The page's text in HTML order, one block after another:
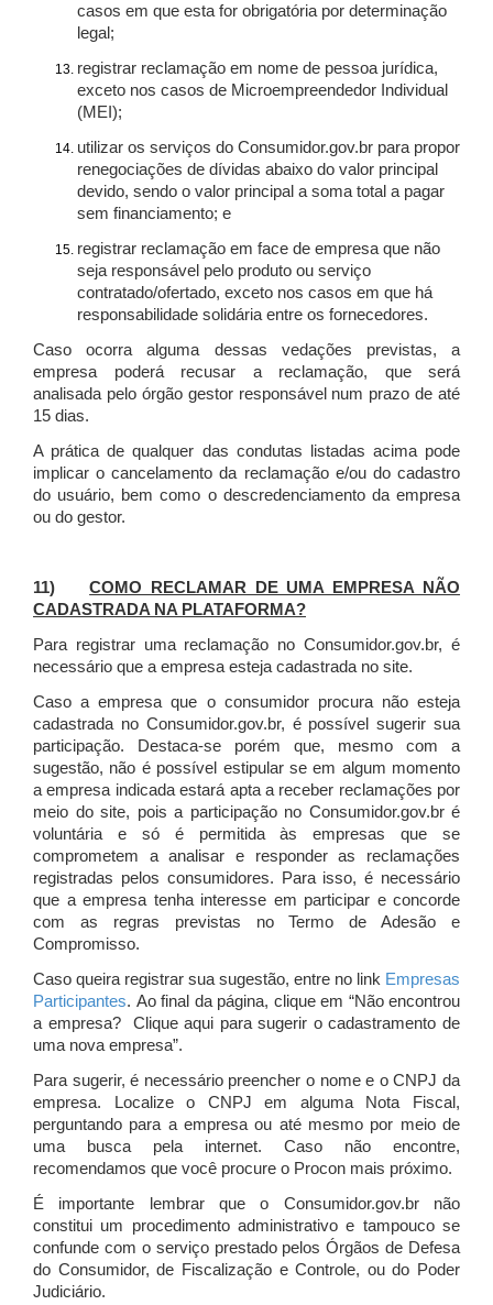
casos em que esta for obrigatória por determinação
legal;
registrar reclamação em nome de pessoa jurídica,
exceto nos casos de Microempreendedor Individual
(MEI);
utilizar os serviços do Consumidor.gov.br para propor
renegociações de dívidas abaixo do valor principal
devido, sendo o valor principal a soma total a pagar
sem financiamento; e
registrar reclamação em face de empresa que não
seja responsável pelo produto ou serviço
contratado/ofertado, exceto nos casos em que há
responsabilidade solidária entre os fornecedores.
Caso ocorra alguma dessas vedações previstas, a
empresa poderá recusar a reclamação, que será
analisada pelo órgão gestor responsável num prazo de até
15 dias.
A prática de qualquer das condutas listadas acima pode
implicar o cancelamento da reclamação e/ou do cadastro
do usuário, bem como o descredenciamento da empresa
ou do gestor.
11)COMO RECLAMAR DE UMA EMPRESA NÃO
CADASTRADA NA PLATAFORMA?
Para registrar uma reclamação no Consumidor.gov.br, é
necessário que a empresa esteja cadastrada no site.
Caso a empresa que o consumidor procura não esteja
cadastrada no Consumidor.gov.br, é possível sugerir sua
participação. Destaca-se porém que, mesmo com a
sugestão, não é possível estipular se em algum momento
a empresa indicada estará apta a receber reclamações por
meio do site, pois a participação no Consumidor.gov.br é
voluntária e só é permitida às empresas que se
comprometem a analisar e responder as reclamações
registradas pelos consumidores. Para isso, é necessário
que a empresa tenha interesse em participar e concorde
com as regras previstas no Termo de Adesão e
Compromisso.
Caso queira registrar sua sugestão, entre no link Empresas
Participantes. Ao final da página, clique em “Não encontrou
a empresa? Clique aqui para sugerir o cadastramento de
uma nova empresa”.
Para sugerir, é necessário preencher o nome e o CNPJ da
empresa. Localize o CNPJ em alguma Nota Fiscal,
perguntando para a empresa ou até mesmo por meio de
uma busca pela internet. Caso não encontre,
recomendamos que você procure o Procon mais próximo.
É importante lembrar que o Consumidor.gov.br não
constitui um procedimento administrativo e tampouco se
confunde com o serviço prestado pelos Órgãos de Defesa
do Consumidor, de Fiscalização e Controle, ou do Poder
Judiciário.